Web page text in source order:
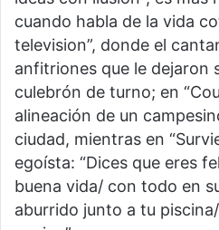
cuando habla de la vida
television”, donde el
anfitriones que le dejaron
culebrón de turno; en
alineación de un
ciudad, mientras en
egoísta: “Dices que eres
buena vida/ con todo en
aburrido junto a tu